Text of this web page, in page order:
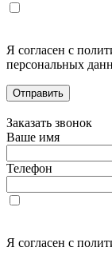
Я согласен с
персональных
Отправить
Заказать звонок
Ваше имя
Телефон
Я согласен с